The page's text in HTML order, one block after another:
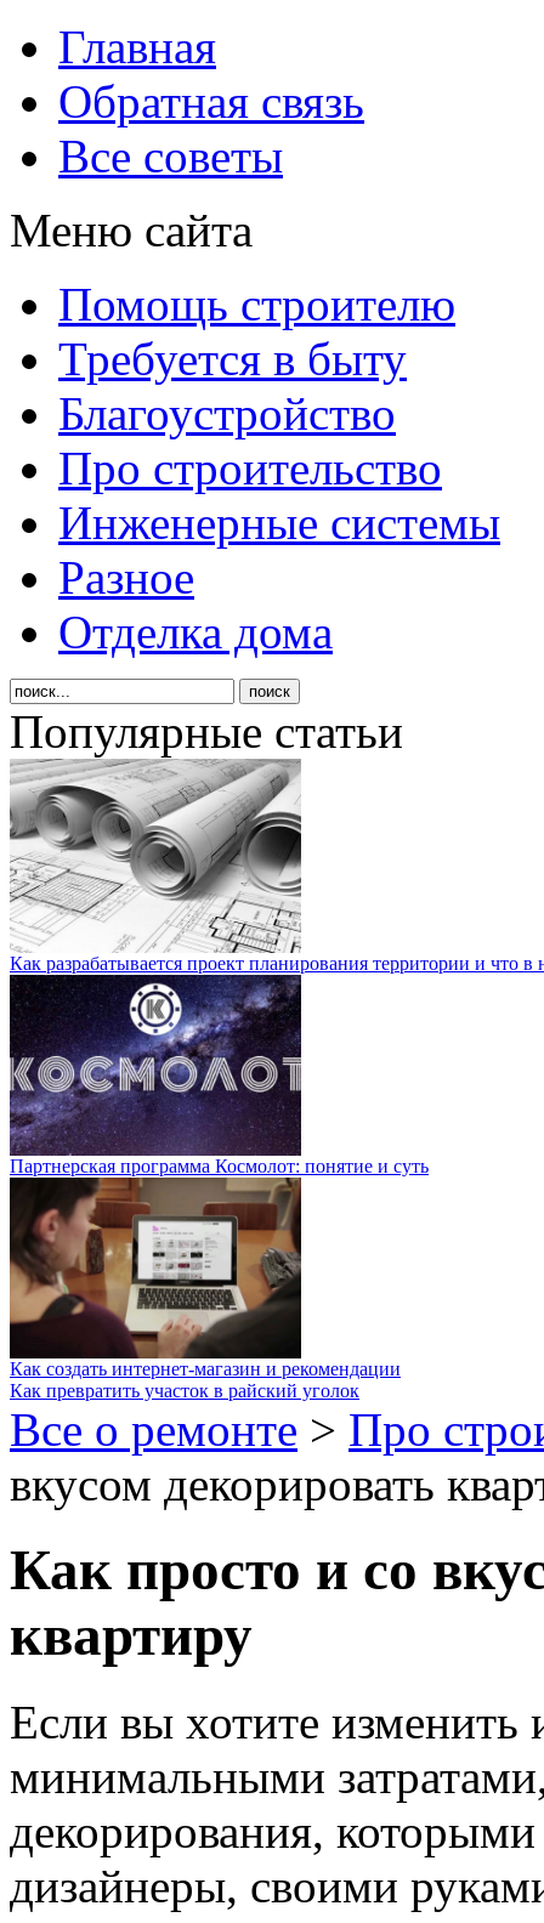
Главная
Обратная связь
Все советы
Меню сайта
Помощь строителю
Требуется в быту
Благоустройство
Про строительство
Инженерные системы
Разное
Отделка дома
Популярные статьи
Как разрабатывается проект планирования территории и что в
Партнерская программа Космолот: понятие и суть
Как создать интернет-магазин и рекомендации
Как превратить участок в райский уголок
Все о ремонте > Про
вкусом декорировать
Как просто и со
квартиру
Если вы хотите
минимальными
декорирования,
дизайнеры, своими